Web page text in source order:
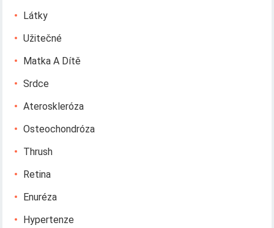
Látky
Užitečné
Matka A Dítě
Srdce
Ateroskleróza
Osteochondróza
Thrush
Retina
Enuréza
Hypertenze